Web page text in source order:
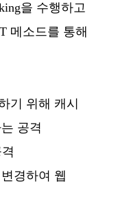
을 수행하고
메소드를 통해
기 위해 캐시
공격
경하여 웹